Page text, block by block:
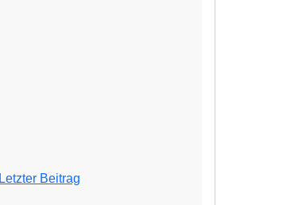
Letzter Beitrag